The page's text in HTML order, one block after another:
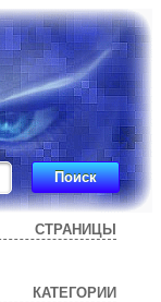
СТРАНИЦЫ
КАТЕГОРИИ